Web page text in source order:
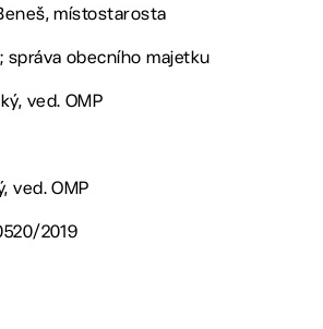
místostarosta
správa obecního majetku
ved. OMP
ved. OMP
2019